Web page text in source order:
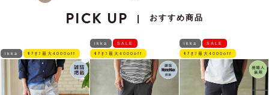
PICK UP | おすすめ商品
ikka ﾓｱｵﾌ最大4000off
ikka SALE
ﾓｱｵﾌ最大4000off
ikka SALE
ﾓｱｵﾌ最大4000off